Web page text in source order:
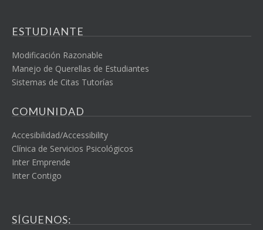
ESTUDIANTE
Modificación Razonable
Manejo de Querellas de Estudiantes
Sistemas de Citas Tutorías
COMUNIDAD
Accesibilidad/Accessibility
Clínica de Servicios Psicológicos
Inter Emprende
Inter Contigo
SÍGUENOS: